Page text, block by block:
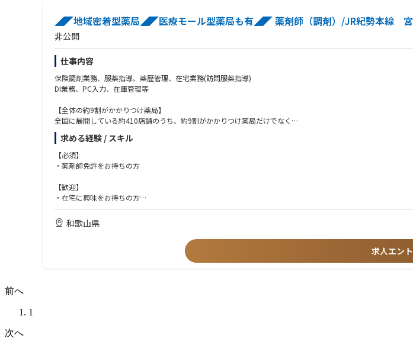
◢◤地域密着型薬局◢◤医療モール型薬局も有◢◤ 薬剤師（調剤）/JR紀勢本線
非公開
仕事内容
保険調剤業務、服薬指導、薬歴管理、在宅業務(訪問服薬指導)
DI業務、PC入力、在庫管理等
【全体の約9割がかかりつけ薬局】
全国に展開している約410店舗のうち、約9割がかかりつけ薬局だけでなく
在宅医療実施店舗、地域医療の拠点としては業界トップクラス。
調剤報酬の面でも地域支援体制加算の要件を多くの店舗が満たしているため
営業利益率でみても業界トップクラスの安定した経営基盤を実現。
全国190カ所以上の医療モールを手掛け、クリニックと連携し、地域医療の
拠点となっています。
【様々なキャリアパスを実現できる自己申告制度、社内公募制度】
店長・管理薬剤師などの店舗管理をご経験された後は複数店舗を統括するエリアマネージャー、さらに多く
報など様々な方面へのキャリアパスがあります。
求める経験 / スキル
【必須】
・薬剤師免許をお持ちの方
【歓迎】
・在宅に興味をお持ちの方
・調剤薬局での実務経験をお持ちの方
・管理薬剤師経験をお持ちの方
・病院、OTC薬剤師としてご勤務の方もお待ちしております
・マネジメントスキルを身につけることに積極的な方
和歌山県
求人エン
前へ
1
次へ